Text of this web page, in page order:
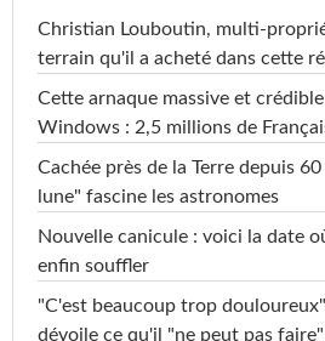
Christian Louboutin, multi-
terrain qu'il a acheté dans cette
Cette arnaque massive et
Windows : 2,5 millions de
Cachée près de la Terre depuis
lune" fascine les astronomes
Nouvelle canicule : voici la date
enfin souffler
"C'est beaucoup trop
dévoile ce qu'il "ne peut pas